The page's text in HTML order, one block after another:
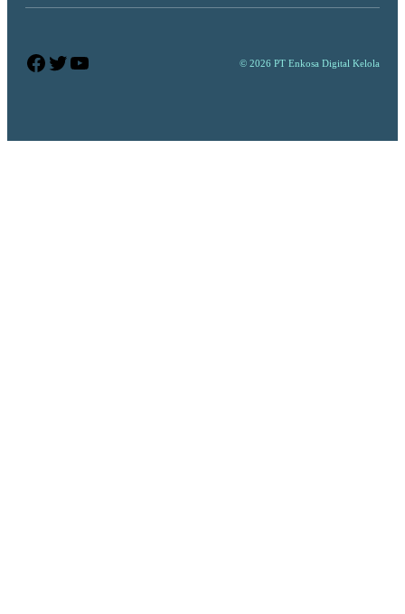
Facebook
Twitter
YouTube © 2026 PT Enkosa Digital Kelola